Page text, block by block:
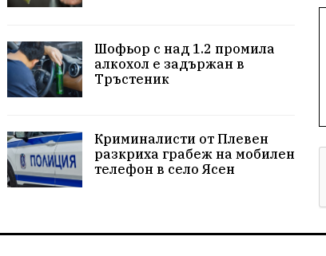
Шофьор с над 1.2 промила
алкохол е задържан в
Тръстеник
Криминалисти от Плевен
разкриха грабеж на мобилен
телефон в село Ясен